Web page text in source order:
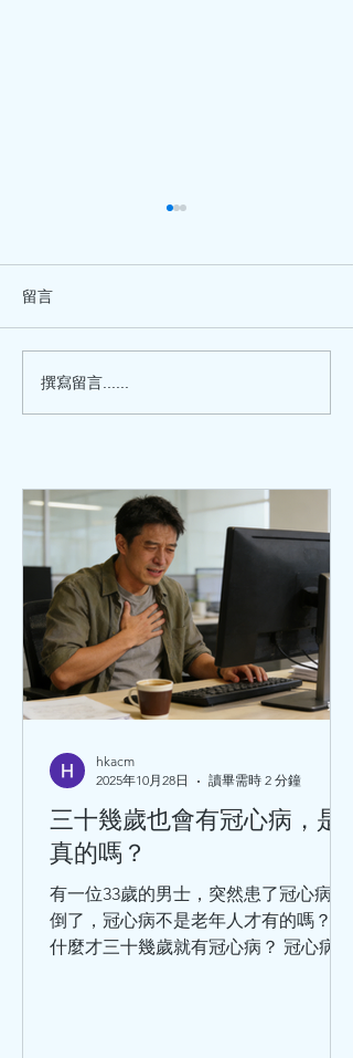
芒種夏至養生茶飲、湯
水，附高血壓食療
留言
撰寫留言......
三十幾歲也會有冠心病，是
真的嗎？
有一位33歲的男士，突然患了冠心病暈
倒了，冠心病不是老年人才有的嗎？為
什麼才三十幾歲就有冠心病？ 冠心病的
hkacm
2025年10月28日
讀畢需時 2 分鐘